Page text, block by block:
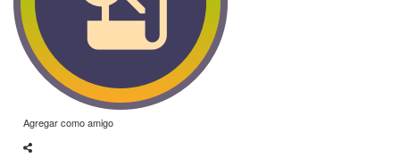
Agregar como amigo